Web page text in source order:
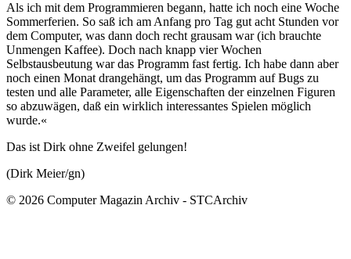
Als ich mit dem Programmieren begann, hatte ich noch eine Woche
Sommerferien. So saß ich am Anfang pro Tag gut acht Stunden vor
dem Computer, was dann doch recht grausam war (ich brauchte
Unmengen Kaffee). Doch nach knapp vier Wochen
Selbstausbeutung war das Programm fast fertig. Ich habe dann aber
noch einen Monat drangehängt, um das Programm auf Bugs zu
testen und alle Parameter, alle Eigenschaften der einzelnen Figuren
so abzuwägen, daß ein wirklich interessantes Spielen möglich
wurde.«
Das ist Dirk ohne Zweifel gelungen!
(Dirk Meier/gn)
© 2026 Computer Magazin Archiv - STCArchiv